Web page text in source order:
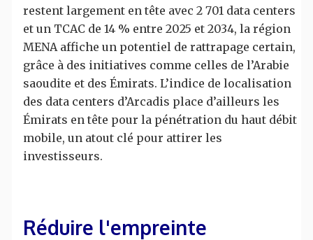
restent largement en tête avec 2 701 data centers
et un TCAC de 14 % entre 2025 et 2034, la région
MENA affiche un potentiel de rattrapage certain,
grâce à des initiatives comme celles de l’Arabie
saoudite et des Émirats. L’indice de localisation
des data centers d’Arcadis place d’ailleurs les
Émirats en tête pour la pénétration du haut débit
mobile, un atout clé pour attirer les
investisseurs.
Réduire l'empreinte